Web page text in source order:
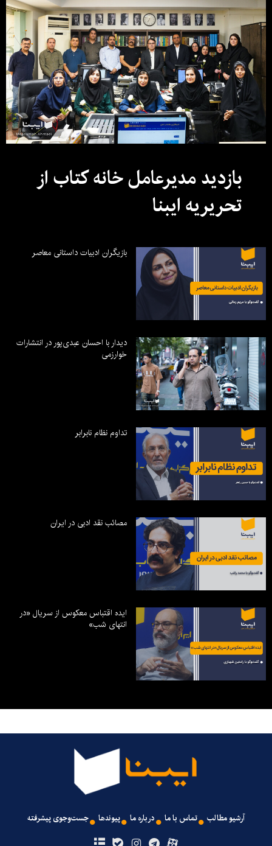
بازدید مدیرعامل خانه کتاب از
تحریریه ایبنا
بازیگران ادبیات داستانی معاصر
دیدار با احسان عبدی‌پور در انتشارات
خوارزمی
تداوم نظام نابرابر
مصائب نقد ادبی در ایران
ایده اقتباس معکوس از سریال «در
انتهای شب»
آرشیو مطالب تماس با ما درباره ما پیوندها جست‌وجوی پیشرفته